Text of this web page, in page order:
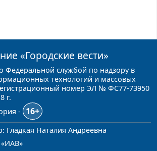
«Городские вести»
Федеральной службой по надзору в
технологий и массовых
номер ЭЛ № ФС77-73950
г.
-
16+
Гладкая Наталия Андреевна